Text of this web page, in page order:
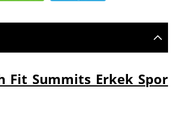
Fit Summits Erkek Spor